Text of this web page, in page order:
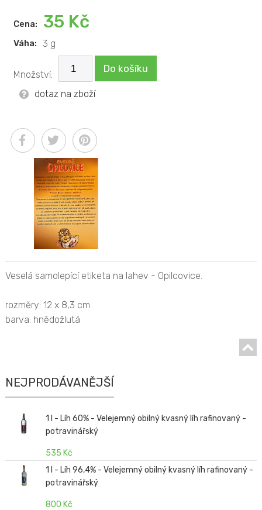
Cena: 35 Kč
Váha: 3 g
Množství: Do košíku
dotaz na zboží
Veselá samolepící etiketa na lahev - Opilcovice.
rozměry: 12 x 8,3 cm
barva: hnědožlutá
NEJPRODÁVANĚJŠÍ
1 l - Líh 60% - Velejemný obilný kvasný líh rafinovaný -
potravinářský
535 Kč
1 l - Líh 96,4% - Velejemný obilný kvasný líh rafinovaný -
potravinářský
800 Kč